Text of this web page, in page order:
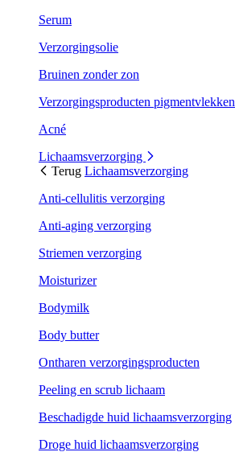
Serum
Verzorgingsolie
Bruinen zonder zon
Verzorgingsproducten pigmentvlekken
Acné
Lichaamsverzorging
Terug Lichaamsverzorging
Anti-cellulitis verzorging
Anti-aging verzorging
Striemen verzorging
Moisturizer
Bodymilk
Body butter
Ontharen verzorgingsproducten
Peeling en scrub lichaam
Beschadigde huid lichaamsverzorging
Droge huid lichaamsverzorging